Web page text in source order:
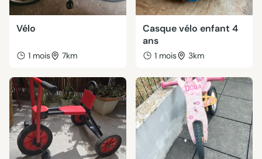
Vélo
1 mois 7km
Casque vélo enfant 4
ans
1 mois 3km